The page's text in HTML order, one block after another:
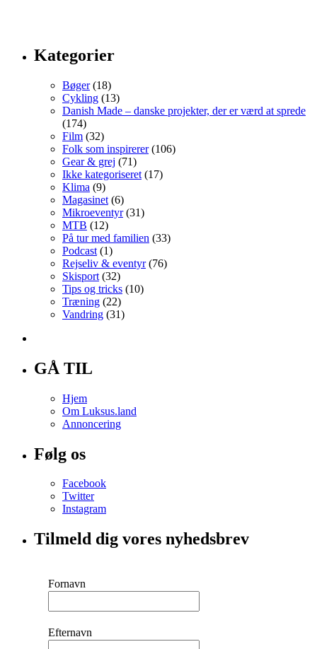
Kategorier
Bøger(18)
Cykling (13)
Danish Made – danske projekter, der er værd at sprede
(174)
Film (32)
Folk som inspirerer(106)
Gear & grej (71)
Ikke kategoriseret (17)
Klima (9)
Magasinet (6)
Mikroeventyr(31)
MTB (12)
På tur med familien (33)
Podcast (1)
Rejseliv & eventyr(76)
Skisport (32)
Tips og tricks (10)
Træning (22)
Vandring (31)
GÅ TIL
Hjem
Om Luksus.land
Annoncering
Følg os
Facebook
Twitter
Instagram
Tilmeld dig vores nyhedsbrev
Fornavn
Efternavn